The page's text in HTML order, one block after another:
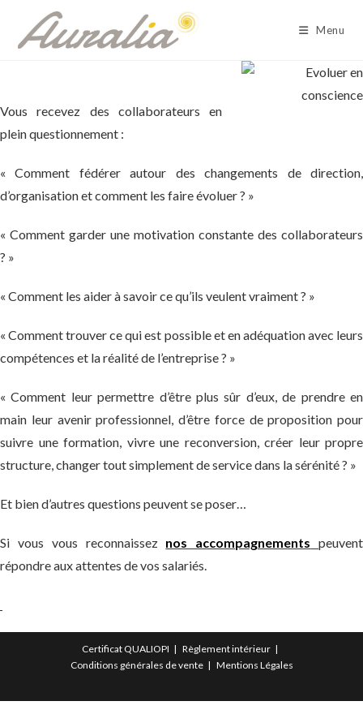
content
Menu
Vous recevez des collaborateurs en
plein questionnement :
« Comment fédérer autour des changements de direction,
d’organisation et comment les faire évoluer ? »
« Comment garder une motivation constante des collaborateurs
? »
« Comment les aider à savoir ce qu’ils veulent vraiment ? »
« Comment trouver ce qui est possible et en adéquation avec leurs
compétences et la réalité de l’entreprise ? »
« Comment leur permettre d’être plus sûr d’eux, de prendre en
main leur avenir professionnel, d’être force de proposition pour
suivre une formation, vivre une reconversion, créer leur propre
structure, changer tout simplement de service dans la sérénité ? »
Et bien d’autres questions peuvent se poser…
Si vous vous reconnaissez nos accompagnements peuvent
répondre aux attentes de vos salariés.
Certificat QUALIOPI
Règlement intérieur
Conditions générales de vente
Mentions Légales